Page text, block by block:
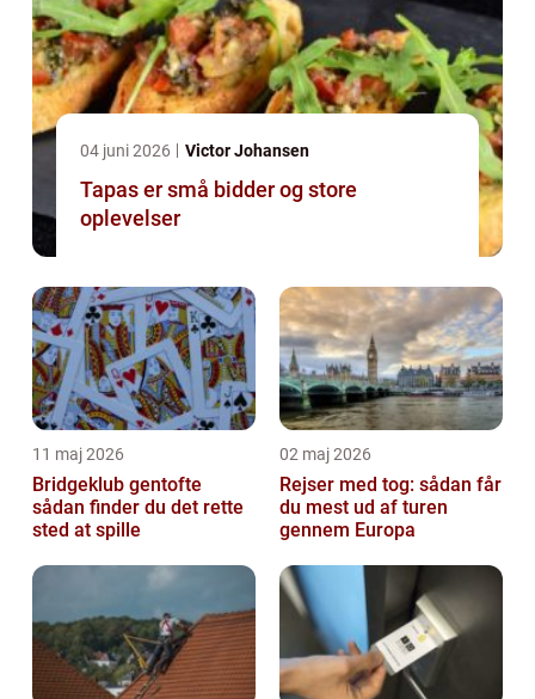
04 juni 2026 Victor Johansen
Tapas er små bidder og store
oplevelser
11 maj 2026
Bridgeklub gentofte
sådan finder du det rette
sted at spille
02 maj 2026
Rejser med tog: sådan får
du mest ud af turen
gennem Europa